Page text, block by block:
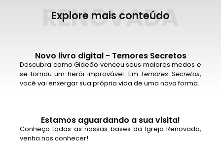
RENOVADA
Explore mais conteúdo
Novo livro digital - Temores Secretos
Descubra como Gideão venceu seus maiores medos e
se tornou um herói improvável. Em Temores Secretos,
você vai enxergar sua própria vida de uma nova forma.
Estamos aguardando a sua visita!
Conheça todas as nossas bases da Igreja Renovada,
venha nos conhecer!